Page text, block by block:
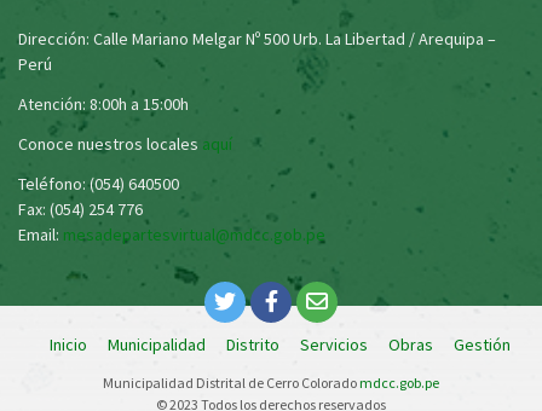
Dirección: Calle Mariano Melgar Nº 500 Urb. La Libertad / Arequipa –
Perú
Atención: 8:00h a 15:00h
Conoce nuestros locales aquí
Teléfono: (054) 640500
Fax: (054) 254 776
Email: mesadepartesvirtual@mdcc.gob.pe
Inicio Municipalidad Distrito Servicios Obras Gestión
Municipalidad Distrital de Cerro Coloradomdcc.gob.pe
© 2023 Todos los derechos reservados